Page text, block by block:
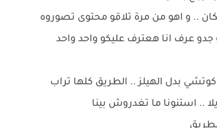
.. و اهو من مرة تلاقو محتوى تصوروه
عرف انا هعترف عليكو واحد واحد
بدل الهيلز .. الطريق كلها تراب
.. استنونا ما تغدروش بينا